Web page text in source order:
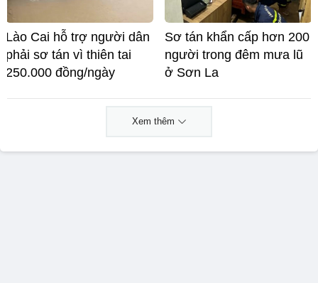
Lào Cai hỗ trợ người dân
phải sơ tán vì thiên tai
250.000 đồng/ngày
Sơ tán khẩn cấp hơn 200
người trong đêm mưa lũ
ở Sơn La
Xem thêm